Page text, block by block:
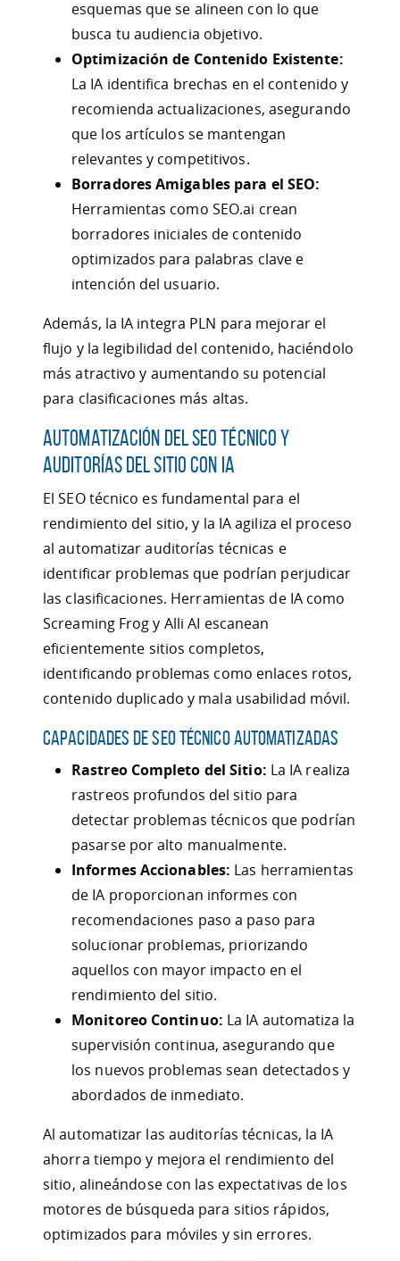
esquemas que se alineen con lo que
busca tu audiencia objetivo.
Optimización de Contenido Existente:
La IA identifica brechas en el contenido y
recomienda actualizaciones, asegurando
que los artículos se mantengan
relevantes y competitivos.
Borradores Amigables para el SEO:
Herramientas como SEO.ai crean
borradores iniciales de contenido
optimizados para palabras clave e
intención del usuario.
Además, la IA integra PLN para mejorar el
flujo y la legibilidad del contenido, haciéndolo
más atractivo y aumentando su potencial
para clasificaciones más altas.
Automatización del SEO Técnico y
Auditorías del Sitio con IA
El SEO técnico es fundamental para el
rendimiento del sitio, y la IA agiliza el proceso
al automatizar auditorías técnicas e
identificar problemas que podrían perjudicar
las clasificaciones. Herramientas de IA como
Screaming Frog y Alli AI escanean
eficientemente sitios completos,
identificando problemas como enlaces rotos,
contenido duplicado y mala usabilidad móvil.
Capacidades de SEO Técnico Automatizadas
Rastreo Completo del Sitio: La IA realiza
rastreos profundos del sitio para
detectar problemas técnicos que podrían
pasarse por alto manualmente.
Informes Accionables: Las herramientas
de IA proporcionan informes con
recomendaciones paso a paso para
solucionar problemas, priorizando
aquellos con mayor impacto en el
rendimiento del sitio.
Monitoreo Continuo: La IA automatiza la
supervisión continua, asegurando que
los nuevos problemas sean detectados y
abordados de inmediato.
Al automatizar las auditorías técnicas, la IA
ahorra tiempo y mejora el rendimiento del
sitio, alineándose con las expectativas de los
motores de búsqueda para sitios rápidos,
optimizados para móviles y sin errores.